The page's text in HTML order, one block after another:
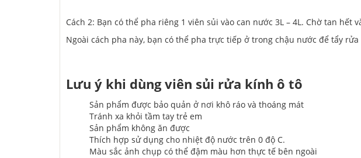
Cách 2: Bạn có thể pha riêng 1 viên sủi vào can nước 3L – 4L. Chờ tan
Ngoài cách pha này, bạn có thể pha trực tiếp ở trong chậu nước để tẩy
Lưu ý khi dùng viên sủi rửa kính ô tô
Sản phẩm được bảo quản ở nơi khô ráo và thoáng mát
Tránh xa khỏi tầm tay trẻ em
Sản phẩm không ăn được
Thích hợp sử dụng cho nhiệt độ nước trên 0 độ C.
Màu sắc ảnh chụp có thể đậm màu hơn thực tế bên ngoài